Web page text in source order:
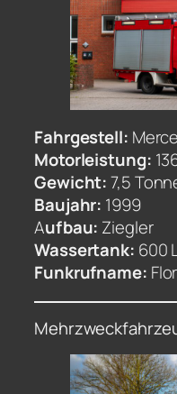
Fahrgestell:
Motorleistung:
Gewicht:7,5
Baujahr: 1999
Aufbau: Ziegler
Wassertank: 600
Funkrufname: